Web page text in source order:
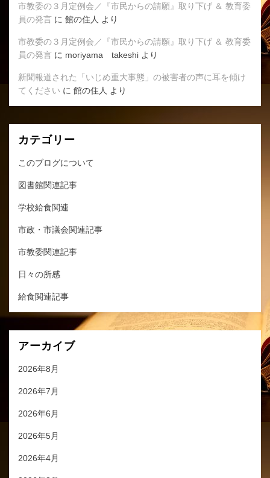
市教委の３月定例会／『市民からの請願』取り下げ ＆ 教育委
員の発言 に 館の住人 より
市教委の３月定例会／『市民からの請願』取り下げ ＆ 教育委
員の発言 に moriyama takeshi より
新聞報道された「いじめ重大事態」の被害者の声に耳を傾け
てください に 館の住人 より
カテゴリー
このブログについて
図書館関連記事
学校給食関連
市政・市議会関連記事
市教委関連記事
日々の所感
給食関連記事
アーカイブ
2026年8月
2026年7月
2026年6月
2026年5月
2026年4月